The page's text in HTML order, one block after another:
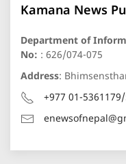
Kamana News
Department of
No: : 626/074-075
Address:
+977 01-